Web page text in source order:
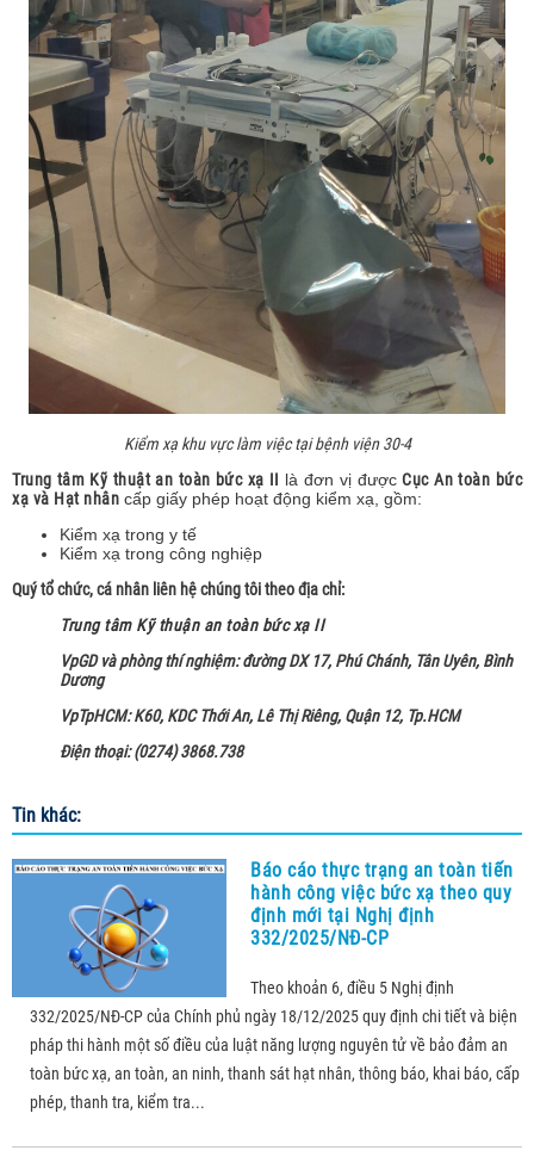
Kiểm xạ khu vực làm việc tại bệnh viện 30-4
Trung tâm Kỹ thuật an toàn bức xạ II là đơn vị đượcCục An toàn bức
xạ và Hạt nhân cấp giấy phép hoạt động kiểm xạ, gồm:
Kiểm xạ trong y tế
Kiểm xạ trong công nghiệp
Quý tổ chức, cá nhân liên hệ chúng tôi theo địa chỉ:
Trung tâm Kỹ thuận an toàn bức xạ II
VpGD và phòng thí nghiệm: đường DX 17, Phú Chánh, Tân Uyên, Bình
Dương
VpTpHCM: K60, KDC Thới An, Lê Thị Riêng, Quận 12, Tp.HCM
Điện thoại: (0274) 3868.738
Tin khác:
Báo cáo thực trạng an toàn tiến
hành công việc bức xạ theo quy
định mới tại Nghị định
332/2025/NĐ-CP
Theo khoản 6, điều 5 Nghị định
332/2025/NĐ-CP của Chính phủ ngày 18/12/2025 quy định chi tiết và biện
pháp thi hành một số điều của luật năng lượng nguyên tử về bảo đảm an
toàn bức xạ, an toàn, an ninh, thanh sát hạt nhân, thông báo, khai báo, cấp
phép, thanh tra, kiểm tra...